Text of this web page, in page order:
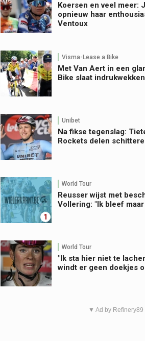
Koersen en veel meer:
opnieuw haar
Ventoux
Visma-Lease a Bike
Met Van Aert in een
Bike slaat
Unibet
Na fikse tegenslag:
Rockets delen
1
World Tour
Reusser wijst met
Vollering: "Ik bleef
World Tour
"Ik sta hier niet te
windt er geen doekjes
▼ Ad by Refinery89